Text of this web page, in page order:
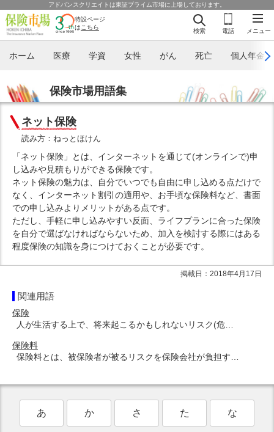
アドバンスクリエイトは東証プライム市場に上場しております。
メニュー
検索 電話
特設ページ
は こちら
ホーム 医療 学資 女性 がん 死亡 個人年金
保険市場用語集
ネット保険
読み方：ねっとほけん
「ネット保険」とは、インターネットを通じて(オンラインで)申
し込みや見積もりができる保険です。
ネット保険の魅力は、自分でいつでも自由に申し込める点だけで
なく、インターネット割引の適用や、お手頃な保険料など、書面
での申し込みよりメリットがある点です。
ただし、手軽に申し込みやすい反面、ライフプランに合った保険
を自分で選ばなければならないため、加入を検討する際にはある
程度保険の知識を身につけておくことが必要です。
掲載日：2018年4月17日
関連用語
保険
人が生活する上で、将来起こるかもしれないリスク(危…
保険料
保険料とは、被保険者が被るリスクを保険会社が負担す…
あ か さ た な